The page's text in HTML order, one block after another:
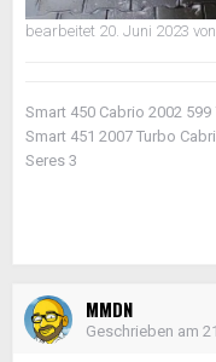
bearbeitet 20. Juni 2023
Smart 450 Cabrio 2002 599
Smart 451 2007 Turbo
Seres 3
MMDN
Geschrieben am